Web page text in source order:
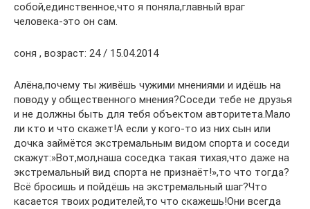
собой,единственное,что я поняла,главный враг
человека-это он сам.
соня , возраст: 24 / 15.04.2014
Алёна,почему ты живёшь чужими мнениями и идёшь на
поводу у общественного мнения?Соседи тебе не друзья
и не должны быть для тебя объектом авторитета.Мало
ли кто и что скажет!А если у кого-то из них сын или
дочка займётся экстремальным видом спорта и соседи
скажут:»Вот,мол,наша соседка такая тихая,что даже на
экстремальный вид спорта не признаёт!»,то что тогда?
Всё бросишь и пойдёшь на экстремальный шаг?Что
касается твоих родителей,то что скажешь!Они всегда